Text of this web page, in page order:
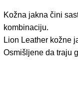
Kožna jakna čini
kombinaciju.
Lion Leather kožne
Osmišljene da traju